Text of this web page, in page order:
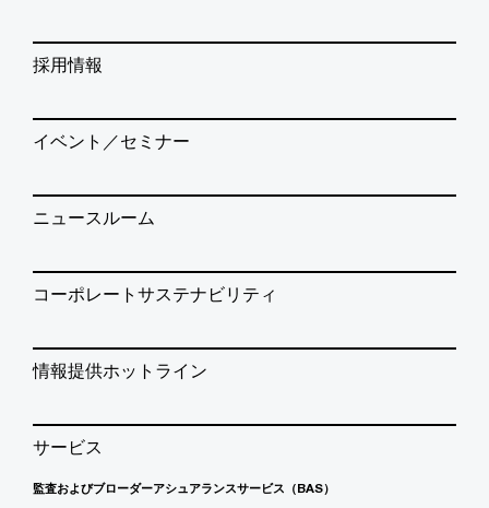
採用情報
イベント／セミナー
ニュースルーム
コーポレートサステナビリティ
情報提供ホットライン
サービス
監査およびブローダーアシュアランスサービス（BAS）